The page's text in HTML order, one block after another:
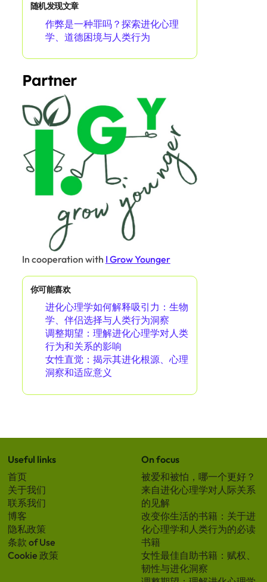
随机发现文章
作弊是一种罪吗？探索进化心理
学、道德困境与人类行为
Partner
In cooperation with I Grow Younger
你可能喜欢
进化心理学如何解释吸引力：生物
学、伴侣选择与人类行为洞察
调整期望：理解进化心理学对人类
行为和关系的影响
女性直觉：揭示其进化根源、心理
洞察和适应意义
Useful links
首页
关于我们
联系我们
博客
隐私政策
条款 of Use
Cookie 政策
On focus
被爱和被怕，哪一个更好？
来自进化心理学对人际关系
的见解
改变你生活的书籍：关于进
化心理学和人类行为的必读
书籍
女性最佳自助书籍：赋权、
韧性与进化洞察